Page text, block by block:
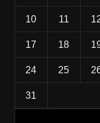
10 11
17 18
24 25
31